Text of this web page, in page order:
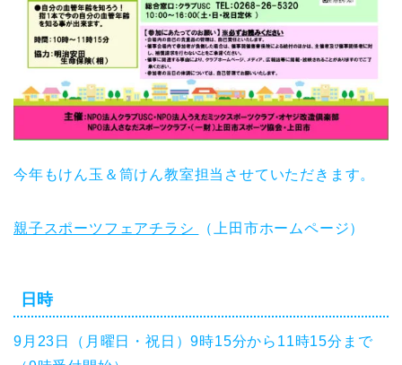
今年もけん玉＆筒けん教室担当させていただきます。
親子スポーツフェアチラシ （上田市ホームページ）
日時
9月23日（月曜日・祝日）9時15分から11時15分まで